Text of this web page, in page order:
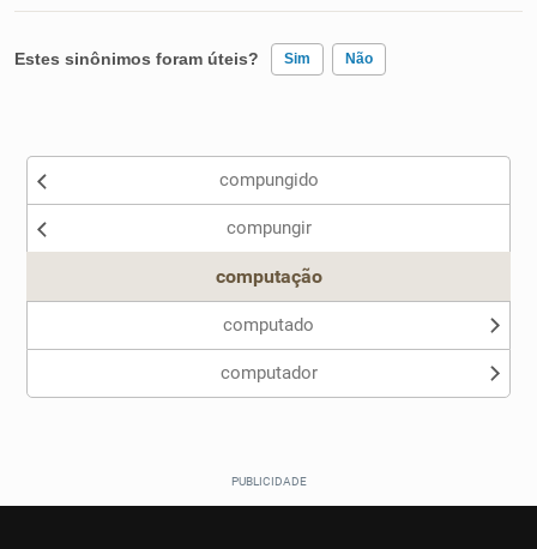
Estes sinônimos foram úteis? Sim Não
Nenhum dos sinônimos apresentados me ajudou
compungido
compungir
computação
computado
computador